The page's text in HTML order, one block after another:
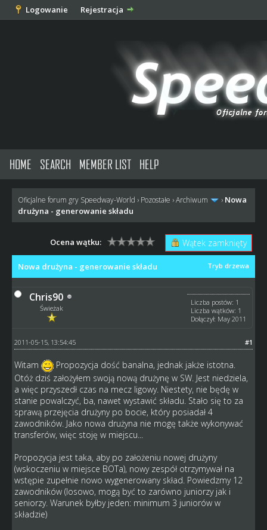
Logowanie Rejestracja
HOME SEARCH MEMBER LIST HELP
Oficjalne forum gry Speedway-World › Pozostałe ›Archiwum › Nowa
drużyna - generowanie składu
Wątek zamknięty
Ocena wątku:
Tryb drzewa
Nowa drużyna - generowanie składu
Chris90
Świeżak
Liczba postów: 1
Liczba wątków: 1
Dołączył: May 2011
#1
2011-05-15, 13:54:45
Witam
Propozycja dość banalna, jednak jakże istotna.
Otóż dziś założyłem swoją nową drużynę w SW. Jest niedziela,
a więc przyszedł czas na mecz ligowy. Niestety, nie będę w
stanie powalczyć, ba, nawet wystawić składu. Stało się to za
sprawą przejęcia drużyny po bocie, który posiadał 4
zawodników. Jako nowa drużyna nie mogę także wykonywać
transferów, więc stoję w miejscu...
Propozycja jest taka, aby po założeniu nowej drużyny
(wskoczeniu w miejsce BOTa), nowy zespół otrzymywał na
wstępie zupełnie nowo wygenerowany skład. Powiedzmy 12
zawodników (losowo, mogą być to zarówno juniorzy jak i
seniorzy. Warunek byłby jeden: minimum 3 juniorów w
składzie)